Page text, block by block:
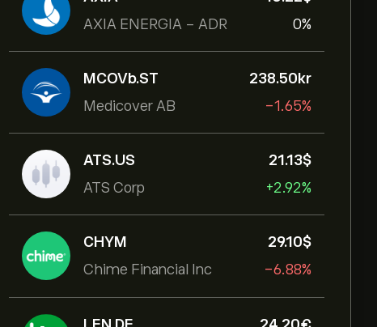
AXIA ENERGIA - ADR
0%
MCOVb.ST
Medicover AB
238.50‎kr‎
-1.65%
ATS.US
ATS Corp
21.13‎$‎
+2.92%
CHYM
Chime Financial Inc
29.10‎$‎
-6.88%